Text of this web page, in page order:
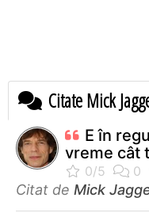
Citate Mick
E în
vreme cât
Citat de Mick